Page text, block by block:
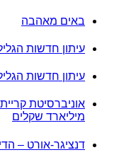
באים מאהבה
עיתון חדשות
עיתון חדשות
אוניברסיטת
מיליארד שקלים
דנציגר-אורט –